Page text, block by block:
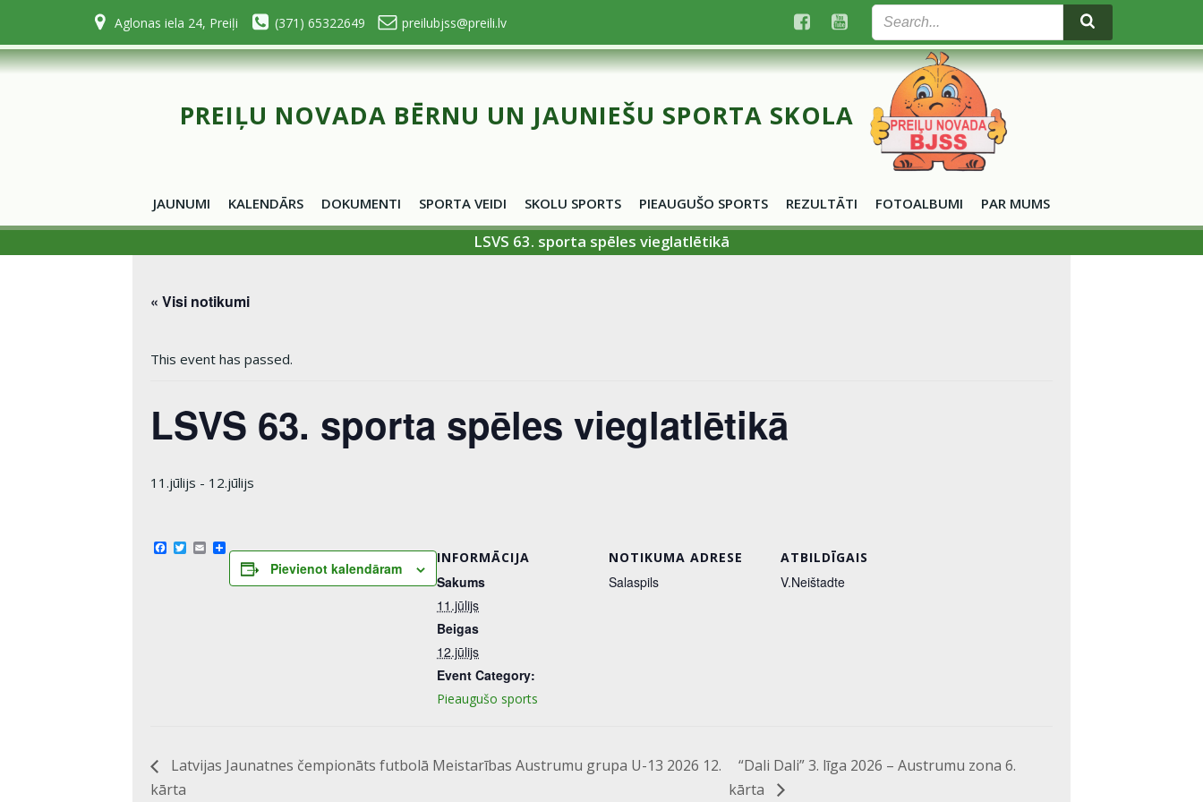
content
Aglonas iela 24, Preiļi (371) 65322649 preilubjss@preili.lv
PREIĻU NOVADA BĒRNU UN JAUNIEŠU SPORTA SKOLA
JAUNUMI KALENDĀRS DOKUMENTI SPORTA VEIDI SKOLU SPORTS PIEAUGUŠO SPORTS REZULTĀTI FOTOALBUMI PAR MUMS
LSVS 63. sporta spēles vieglatlētikā
« Visi notikumi
This event has passed.
LSVS 63. sporta spēles vieglatlētikā
11.jūlijs - 12.jūlijs
Facebook
Twitter
EmailShare
Pievienot kalendāram
INFORMĀCIJA
Sakums
11.jūlijs
Beigas
12.jūlijs
Event Category:
Pieaugušo sports
NOTIKUMA ADRESE
Salaspils
ATBILDĪGAIS
V.Neištadte
Latvijas Jaunatnes čempionāts futbolā Meistarības Austrumu grupa U-13 2026 12.
kārta
“Dali Dali” 3. līga 2026 – Austrumu zona 6.
kārta